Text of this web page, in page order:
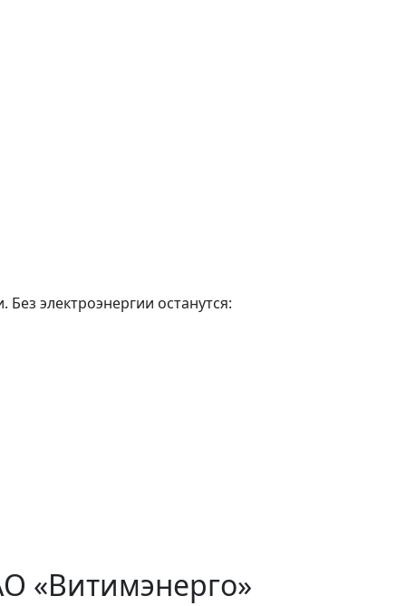
электроэнергии останутся:
«Витимэнерго»